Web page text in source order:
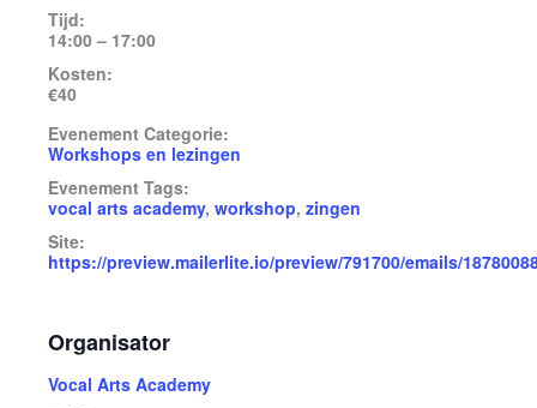
Tijd:
14:00 – 17:00
Kosten:
€40
Evenement Categorie:
Workshops en lezingen
Evenement Tags:
vocal arts academy, workshop, zingen
Site:
https://preview.mailerlite.io/preview/791700/emails/
Organisator
Vocal Arts Academy